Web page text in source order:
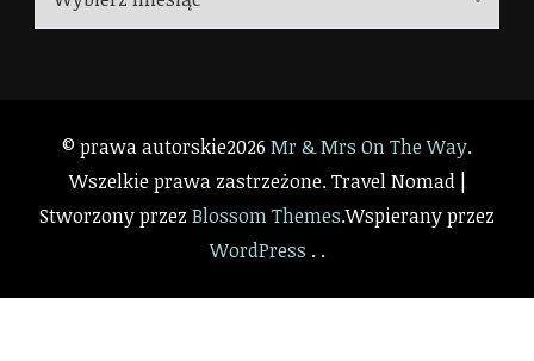
© prawa autorskie2026 Mr & Mrs On The Way.
Wszelkie prawa zastrzeżone.Travel Nomad |
Stworzony przez Blossom Themes.Wspierany przez
WordPress . .